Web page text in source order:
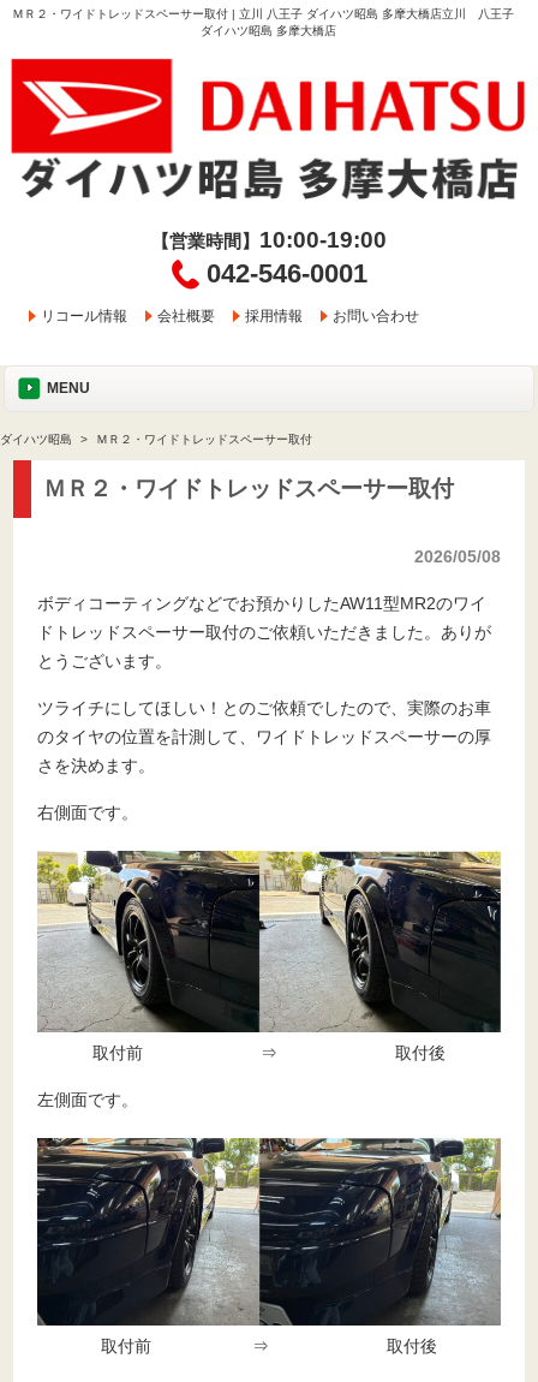
ＭＲ２・ワイドトレッドスペーサー取付 | 立川 八王子 ダイハツ昭島 多摩大橋店立川 八王子
ダイハツ昭島 多摩大橋店
【営業時間】 10:00-19:00
042-546-0001
リコール情報 会社概要 採用情報 お問い合わせ
MENU
ダイハツ昭島 ＭＲ２・ワイドトレッドスペーサー取付
ＭＲ２・ワイドトレッドスペーサー取付
2026/05/08
ボディコーティングなどでお預かりしたAW11型MR2のワイ
ドトレッドスペーサー取付のご依頼いただきました。ありが
とうございます。
ツライチにしてほしい！とのご依頼でしたので、実際のお車
のタイヤの位置を計測して、ワイドトレッドスペーサーの厚
さを決めます。
右側面です。
取付前 ⇒ 取付後
左側面です。
取付前 ⇒ 取付後